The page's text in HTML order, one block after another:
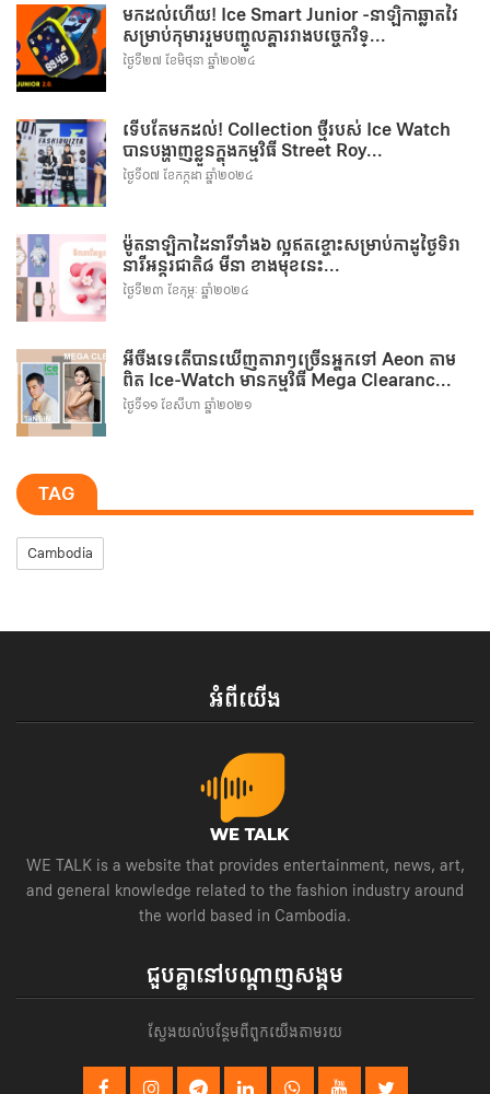
មកដល់ហើយ! Ice Smart Junior -នាឡិកាឆ្លាតវៃ
សម្រាប់កុមាររួមបញ្ចូលគ្នារវាងបច្ចេកវិទ្...
ថ្ងៃទី២៧ ខែមិថុនា ឆ្នាំ២០២៤
ទើបតែមកដល់! Collection ថ្មីរបស់ Ice Watch
បានបង្ហាញខ្លួនក្នុងកម្មវិធី Street Roy...
ថ្ងៃទី០៧ ខែកក្កដា ឆ្នាំ២០២៤
ម៉ូតនាឡិកាដៃនារីទាំង៦ ល្អឥតខ្ចោះសម្រាប់កាដូថ្ងៃទិវា
នារីអន្តរជាតិ៨ មីនា ខាងមុខនេះ...
ថ្ងៃទី២៣ ខែកុម្ភៈ ឆ្នាំ២០២៤
អីចឹងទេតើបានឃើញតារាៗច្រើនអ្នកទៅ Aeon តាម
ពិត Ice-Watch មានកម្មវិធី Mega Clearanc...
ថ្ងៃទី១១ ខែសីហា ឆ្នាំ២០២១
TAG
Cambodia
អំពីយើង
WE TALK is a website that provides entertainment, news, art,
and general knowledge related to the fashion industry around
the world based in Cambodia.
ជួបគ្នានៅបណ្តាញសង្គម
ស្វែងយល់បន្ថែមពីពួកយើងតាមរយ